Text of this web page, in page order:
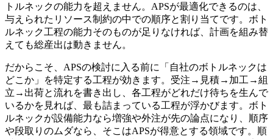
トルネックの能力を超えません。APSが最適化できるのは、
与えられたリソース制約の中での順序と割り当てです。ボト
ルネック工程の能力そのものが足りなければ、計画を組み替
えても総産出は動きません。
だからこそ、APSの検討に入る前に「自社のボトルネックは
どこか」を特定する工程が効きます。受注→見積→加工→組
立→出荷と流れを書き出し、各工程がどれだけ待ちを生んで
いるかを見れば、最も詰まっている工程が浮かびます。ボト
ルネックが設備能力なら増強や外注が先の論点になり、順序
や段取りのムダなら、そこはAPSが得意とする領域です。順